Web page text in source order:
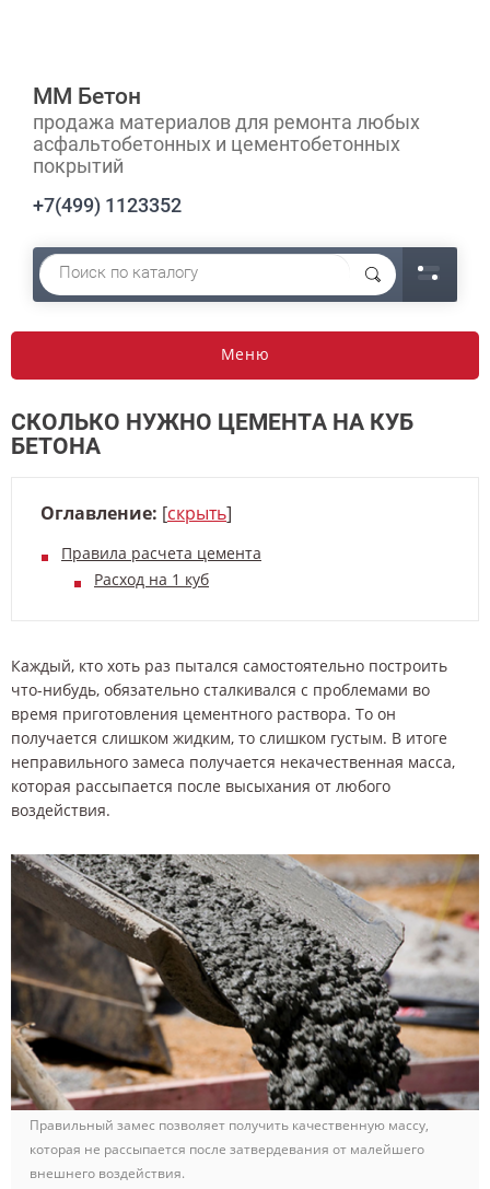
ММ Бетон
продажа материалов для ремонта любых
асфальтобетонных и цементобетонных
покрытий
+7(499) 1123352
Меню
СКОЛЬКО НУЖНО ЦЕМЕНТА НА КУБ
БЕТОНА
Оглавление: [скрыть]
Правила расчета цемента
Расход на 1 куб
Каждый, кто хоть раз пытался самостоятельно построить
что-нибудь, обязательно сталкивался с проблемами во
время приготовления цементного раствора. То он
получается слишком жидким, то слишком густым. В итоге
неправильного замеса получается некачественная масса,
которая рассыпается после высыхания от любого
воздействия.
Правильный замес позволяет получить качественную массу,
которая не рассыпается после затвердевания от малейшего
внешнего воздействия.